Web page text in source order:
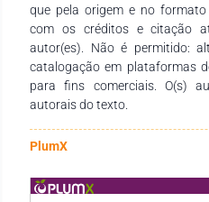
que pela origem e no formato
com os créditos e citação
autor(es). Não é permitido:
catalogação em plataformas
para fins comerciais. O(s)
autorais do texto.
PlumX